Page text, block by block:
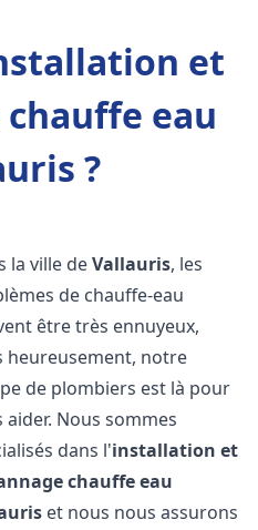
et
eau
?
la ville deVallauris, les
de chauffe-eau
être très ennuyeux,
heureusement, notre
de plombiers est là pour
aider. Nous sommes
dans l'installation et
chauffe eau
et nous nous assurons